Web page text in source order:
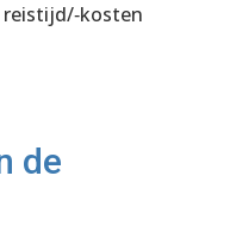
‐kosten
de